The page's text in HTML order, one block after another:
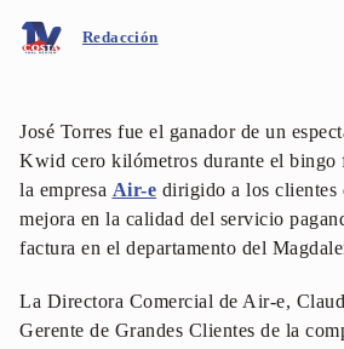
Redacción
José Torres fue el ganador de un
Kwid cero kilómetros durante el bingo
la empresa Air-e dirigido a los clientes
mejora en la calidad del servicio
factura en el departamento del
La Directora Comercial de Air-e,
Gerente de Grandes Clientes de la